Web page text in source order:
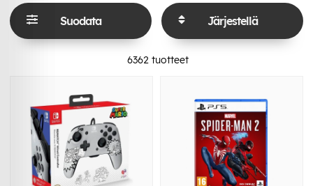
Suodata Järjestellä
6362 tuotteet